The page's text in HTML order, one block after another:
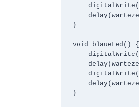
}
void blaueLed() {
}